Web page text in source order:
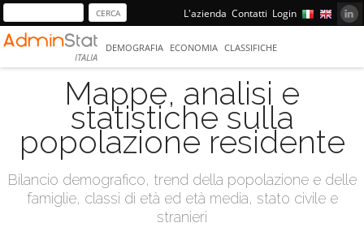
L'azienda Contatti Login
ITALIA
DEMOGRAFIA ECONOMIA CLASSIFICHE
Mappe, analisi e
statistiche sulla
popolazione residente
Bilancio demografico, trend della popolazione e delle
famiglie, classi di età ed età media, stato civile e
stranieri